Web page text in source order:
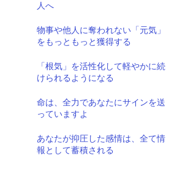
人へ
物事や他人に奪われない「元気」
をもっともっと獲得する
「根気」を活性化して軽やかに続
けられるようになる
命は、全力であなたにサインを送
っていますよ
あなたが抑圧した感情は、全て情
報として蓄積される